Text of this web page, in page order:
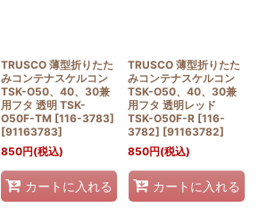
TRUSCO 薄型折りたた
みコンテナスケルコン
TSK-O50、40、30兼
用フタ 透明 TSK-
O50F-TM [116-3783]
[91163783]
850円(税込)
カートに入れる
TRUSCO 薄型折りたた
みコンテナスケルコン
TSK-O50、40、30兼
用フタ 透明レッド
TSK-O50F-R [116-
3782] [91163782]
850円(税込)
カートに入れる